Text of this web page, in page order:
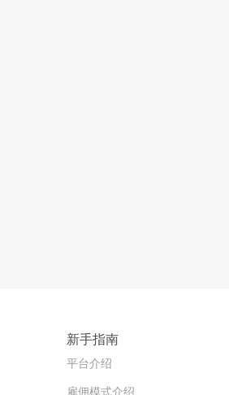
新手指南
平台介绍
雇佣模式介绍